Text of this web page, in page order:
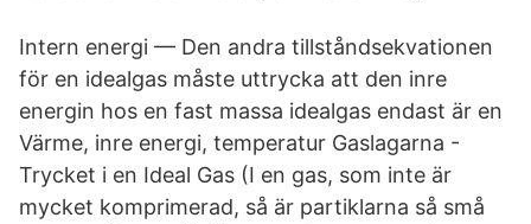
Intern energi — Den andra tillståndsekvationen
för en idealgas måste uttrycka att den inre
energin hos en fast massa idealgas endast är en
Värme, inre energi, temperatur Gaslagarna -
Trycket i en Ideal Gas (I en gas, som inte är
mycket komprimerad, så är partiklarna så små